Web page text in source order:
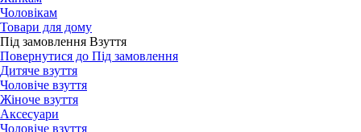
Чоловікам
Товари для дому
Під замовлення Взуття
Повернутися до Під замовлення
Дитяче взуття
Чоловіче взуття
Жіноче взуття
Аксесуари
Чоловіче взуття